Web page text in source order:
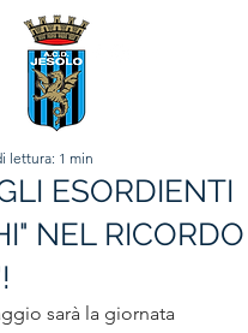
ESORDIENTI
NEL RICORDO
lettura: 1 min
sarà la giornata